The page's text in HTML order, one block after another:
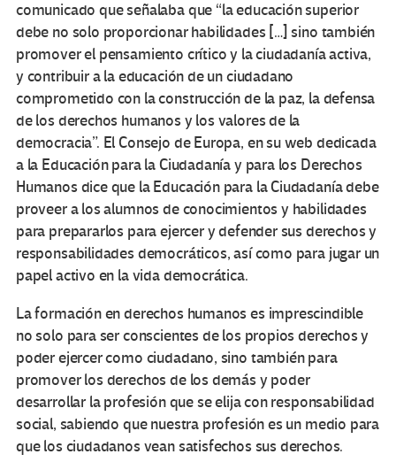
comunicado que señalaba que “la educación superior
debe no solo proporcionar habilidades […] sino también
promover el pensamiento crítico y la ciudadanía activa,
y contribuir a la educación de un ciudadano
comprometido con la construcción de la paz, la defensa
de los derechos humanos y los valores de la
democracia”. El Consejo de Europa, en su web dedicada
a la Educación para la Ciudadanía y para los Derechos
Humanos dice que la Educación para la Ciudadanía debe
proveer a los alumnos de conocimientos y habilidades
para prepararlos para ejercer y defender sus derechos y
responsabilidades democráticos, así como para jugar un
papel activo en la vida democrática.
La formación en derechos humanos es imprescindible
no solo para ser conscientes de los propios derechos y
poder ejercer como ciudadano, sino también para
promover los derechos de los demás y poder
desarrollar la profesión que se elija con responsabilidad
social, sabiendo que nuestra profesión es un medio para
que los ciudadanos vean satisfechos sus derechos.